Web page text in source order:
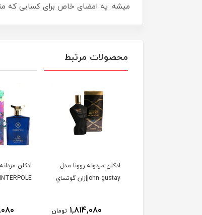
میشه. یه امضای خاص برای کسایی که
محصولات مرتبط
ادكلن مردونه روونا مدل
john gustay|ژان گوتساي
1,814,080 تومان
ادكلن
INTERPOLE | اينترپل